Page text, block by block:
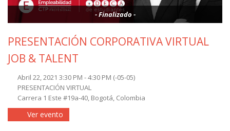
- Finalizado -
PRESENTACIÓN CORPORATIVA VIRTUAL
JOB & TALENT
Abril 22, 2021 3:30 PM - 4:30 PM (-05-05)
PRESENTACIÓN VIRTUAL
Carrera 1 Este #19a-40, Bogotá, Colombia
Ver evento